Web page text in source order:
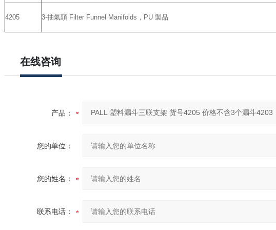
4205 3-抽氣頭 Filter Funnel Manifolds，PU 製品
在线咨询
产品：
您的单位：
您的姓名：
联系电话：